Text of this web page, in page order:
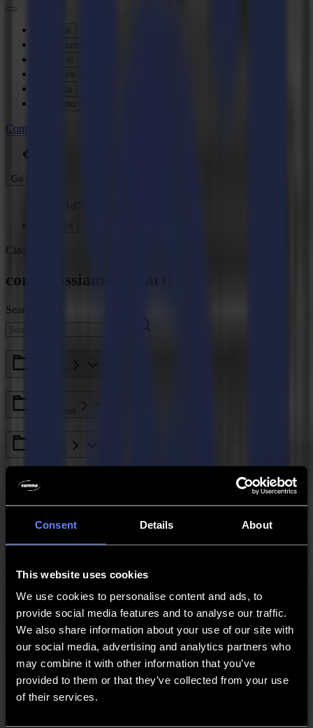
Consent Details About
This website uses cookies
We use cookies to personalise content and ads, to
provide social media features and to analyse our traffic.
We also share information about your use of our site with
our social media, advertising and analytics partners who
may combine it with other information that you’ve
provided to them or that they’ve collected from your use
of their services.
Prodotti
Applicazioni
Materiali
Azienda
Supporto
Contatto
Go back
Ciao
come possiamo aiutarti?
Search here
Roll Cutter
General Info
S Class Series
GoSign
Legacy - SummaCut Series
S One Series
Legacy - Winplot